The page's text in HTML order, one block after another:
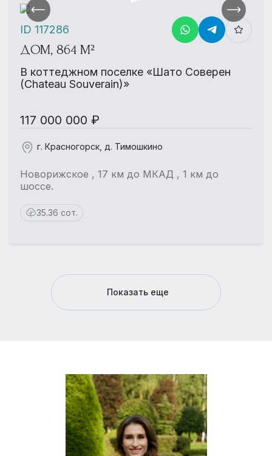
ДОМ, 864 М²
В коттеджном поселке «Шато Соверен
(Chateau Souverain)»
117 000 000 ₽
г. Красногорск, д. Тимошкино
Новорижское , 17 км до МКАД , 1 км до
шоссе.
35.36 сот.
ID 117286
Показать еще